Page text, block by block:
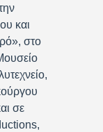
και
στο
σε